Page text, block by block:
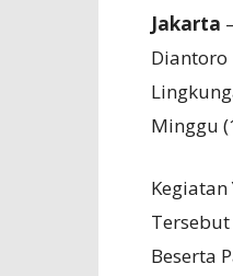
Jakarta
Diantoro
Minggu
Beserta